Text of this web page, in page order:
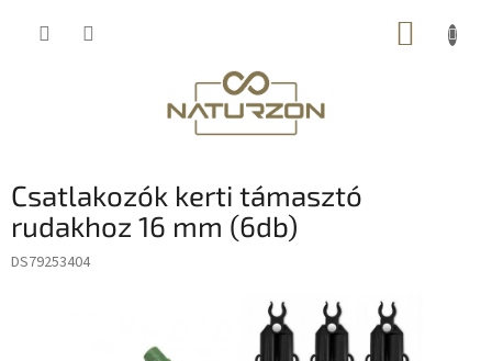
KOSÁR
Csatlakozók kerti támasztó
rudakhoz 16 mm (6db)
DS79253404